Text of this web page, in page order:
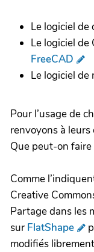
Le logiciel de
Le logiciel
FreeCAD
Le logiciel
Pour l’usage de
renvoyons à
Que peut-on faire
Comme
Creative
Partage dans les
sur FlatShape
modifiés